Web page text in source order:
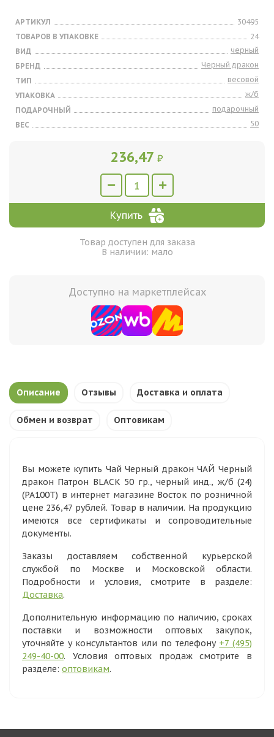
АРТИКУЛ
30495
ТОВАРОВ В УПАКОВКЕ
24
ВИД
черный
БРЕНД
Черный дракон
ТИП
весовой
УПАКОВКА
ж/б
ПОДАРОЧНЫЙ
подарочный
ВЕС
50
236,47 ₽
Купить
Товар доступен для заказа
В наличии: мало
Доступно на маркетплейсах
Описание Отзывы Доставка и оплата
Обмен и возврат Оптовикам
Вы можете купить Чай Черный дракон ЧАЙ Черный
дракон Патрон BLACK 50 гр., черный инд., ж/б (24)
(PA100T) в интернет магазине Восток по розничной
цене 236,47 рублей. Товар в наличии. На продукцию
имеются все сертификаты и сопроводительные
документы.
Заказы доставляем собственной курьерской
службой по Москве и Московской области.
Подробности и условия, смотрите в разделе:
Доставка.
Дополнительную информацию по наличию, сроках
поставки и возможности оптовых закупок,
уточняйте у консультантов или по телефону +7 (495)
249-40-00. Условия оптовых продаж смотрите в
разделе: оптовикам.